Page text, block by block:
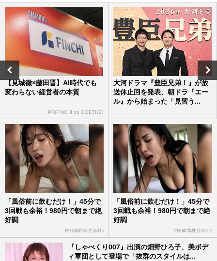
《「単身リスク」への備え方》死別・未
婚・離婚…「人生100年時代」の落とし穴
と起こりうる危機、親子“共…
週刊女性2026年5月26日号 2026/5/17
《「高級老人ホーム」の実態》入居一時金
2億円、憧れの“終の棲家”の魅力と注意点
「施設選び」のポイント…
週刊女性2026年4月28日・5月5日号 2026/4/26
続かない早起き・ダイエット・節約は「意
志の問題ではない」脳科学の専門家・堀田
秀吾先生が教える“習慣化…
週刊女性2026年4月21日号 2026/4/19
【見城徹×藤田晋】AI時代でも
変わらない経営者の本質
PR(FINCHI on GOETHE)
大河ドラマ『豊臣兄弟！』が放
送休止回を発表、朝ドラ『エー
ル』から始まった「見習う...
「風俗前に飲むだけ！」45分で
3回戦も余裕！980円で朝まで絶
好調
PR(健商株式会社)
「風俗前に飲むだけ！」45分で
3回戦も余裕！980円で朝まで絶
好調
PR(健商株式会社)
『しゃべくり007』出演の畑野ひろ子、美ボデ
ィ軍団として登場で「抜群のスタイルは...